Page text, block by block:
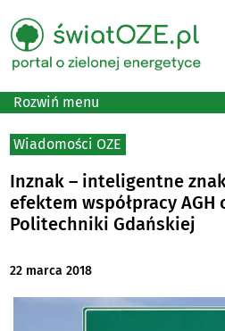
Rozwiń menu
Wiadomości OZE
Inznak – inteligentne
efektem współpracy AGH
Politechniki Gdańskiej
22 marca 2018